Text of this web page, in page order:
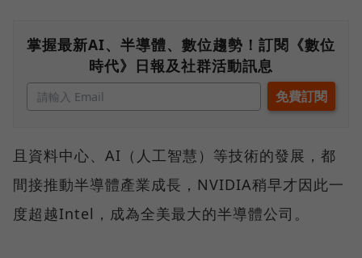
掌握最新AI、半導體、數位趨勢！訂閱《數位
時代》日報及社群活動訊息
且資料中心、AI（人工智慧）等技術的發展，都
間接推動半導體產業成長，NVIDIA稍早才因此一
度超越Intel，成為全美最大的半導體公司。